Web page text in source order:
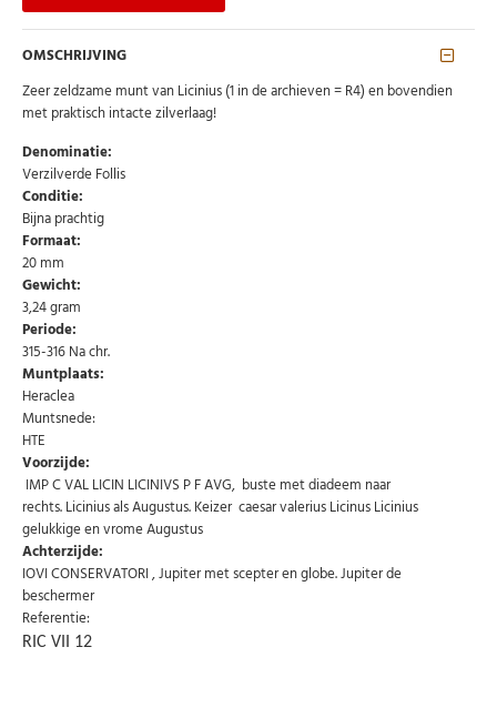
Schrijf u in voor onze gratis nieuwsbrief en ontvang
wekelijks een overzicht van de nieuwste munten en
speciale aanbiedingen.
OMSCHRIJVING
Zeer zeldzame munt van Licinius (1 in de archieven = R4) en bovendien
met praktisch intacte zilverlaag!
Denominatie:
Verzilverde Follis
Conditie:
Bijna prachtig
Formaat:
20 mm
Gewicht:
3,24 gram
Periode:
315-316 Na chr.
Muntplaats:
Heraclea
Muntsnede:
HTE
Voorzijde:
IMP C VAL LICIN LICINIVS P F AVG, buste met diadeem naar
rechts. Licinius als Augustus. Keizer caesar valerius Licinus Licinius
gelukkige en vrome Augustus
Achterzijde:
IOVI CONSERVATORI , Jupiter met scepter en globe. Jupiter de
beschermer
Referentie:
RIC VII 12